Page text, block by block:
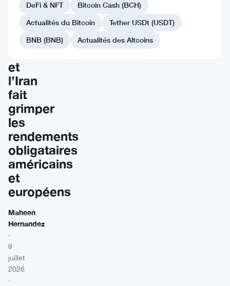
entre
États-
et
l’Iran
fait
grimper
les
rendements
obligataires
américains
et
européens
Maheen
Hernandez
·
9
juillet
2026
·
DeFi & NFT
Bitcoin Cash (BCH)
Actualités du Bitcoin
Tether USDt (USDT)
BNB (BNB)
Actualités des Altcoins